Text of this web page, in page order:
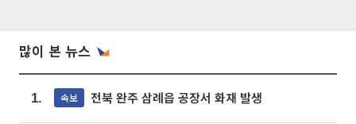
많이 본 뉴스
1. 속보 전북 완주 삼례읍 공장서 화재 발생